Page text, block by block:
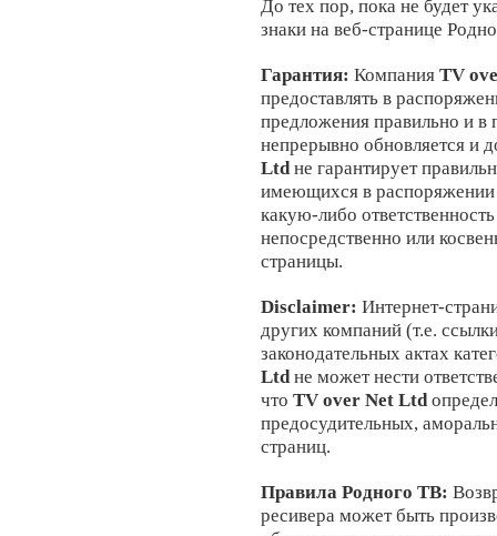
До тех пор, пока не будет
знаки на веб-странице
Гарантия: Компания TV
предоставлять в
предложения правильно и
непрерывно обновляется и
Ltdне гарантирует
имеющихся в
какую-либо
непосредственно или
страницы.
Disclaimer: Интернет-
других компаний (т.е.
законодательных актах
Ltdне может нести
что TV over Net Ltd
предосудительных,
страниц.
Правила Родного ТВ:
ресивера может быть